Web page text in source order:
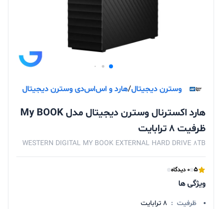
وسترن دیجیتال/هارد و اس‌اس‌دی وسترن دیجیتال
هارد اکسترنال وسترن دیجیتال مدل My BOOK
ظرفیت 8 ترابایت
WESTERN DIGITAL MY BOOK EXTERNAL HARD DRIVE 8TB
5 0 دیدگاه
ویژگی ها
ظرفیت : 8 ترابایت